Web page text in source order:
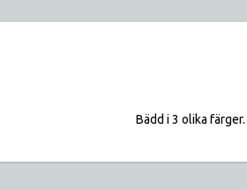
Bädd i 3 olika